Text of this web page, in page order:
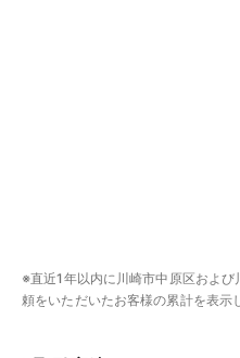
※直近1年以内に川崎市中原区およ
頼をいただいたお客様の累計を表示